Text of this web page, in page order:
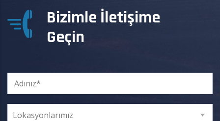
Bizimle İletişime
Geçin
Lokasyonlarımız